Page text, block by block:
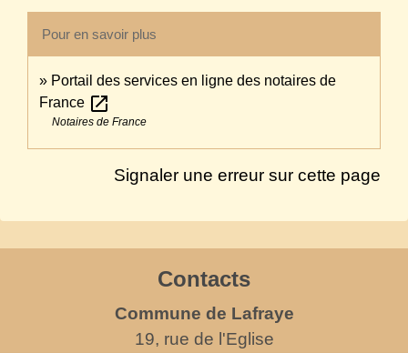
Pour en savoir plus
Portail des services en ligne des notaires de
France open_in_new
Notaires de France
Signaler une erreur sur cette page
Contacts
Commune de Lafraye
19, rue de l'Eglise